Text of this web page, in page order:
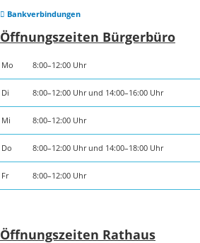
Bankverbindungen
Öffnungszeiten Bürgerbüro
Mo 8:00–12:00 Uhr
Di 8:00–12:00 Uhr und 14:00–16:00 Uhr
Mi 8:00–12:00 Uhr
Do 8:00–12:00 Uhr und 14:00–18:00 Uhr
Fr 8:00–12:00 Uhr
Öffnungszeiten Rathaus